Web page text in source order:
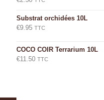
Substrat orchidées 10L
€9.95 TTC
COCO COIR Terrarium 10L
€11.50 TTC